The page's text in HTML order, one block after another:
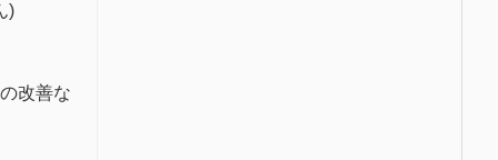
)
改善な